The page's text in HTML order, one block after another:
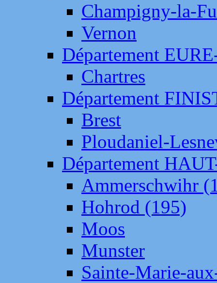
Champigny-la-
Vernon
Département
Chartres
Département
Brest
Ploudaniel-
Département
Ammerschwihr
Hohrod (195)
Moos
Munster
Sainte-Marie-